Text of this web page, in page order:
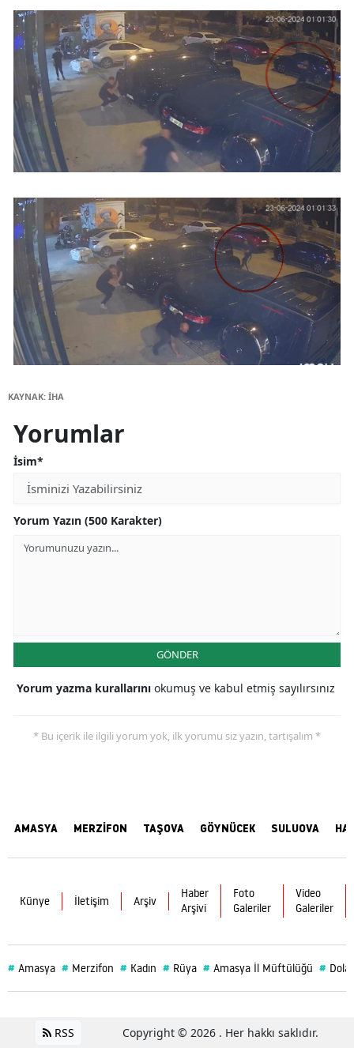
KAYNAK: İHA
Yorumlar
İsim*
Yorum Yazın (500 Karakter)
GÖNDER
Yorum yazma kurallarını okumuş ve kabul etmiş sayılırsınız
* Bu içerik ile ilgili yorum yok, ilk yorumu siz yazın, tartışalım *
AMASYA MERZİFON TAŞOVA GÖYNÜCEK SULUOVA
Künye İletişim Arşiv
Haber
Arşivi
Foto
Galeriler
Video
Galeriler
# Amasya # Merzifon # Kadın # Rüya # Amasya İl Müftülüğü # Dolar
RSS Copyright © 2026 . Her hakkı saklıdır.